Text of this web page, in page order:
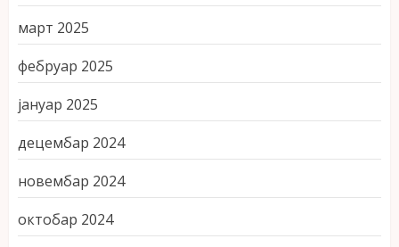
март 2025
фебруар 2025
јануар 2025
децембар 2024
новембар 2024
октобар 2024